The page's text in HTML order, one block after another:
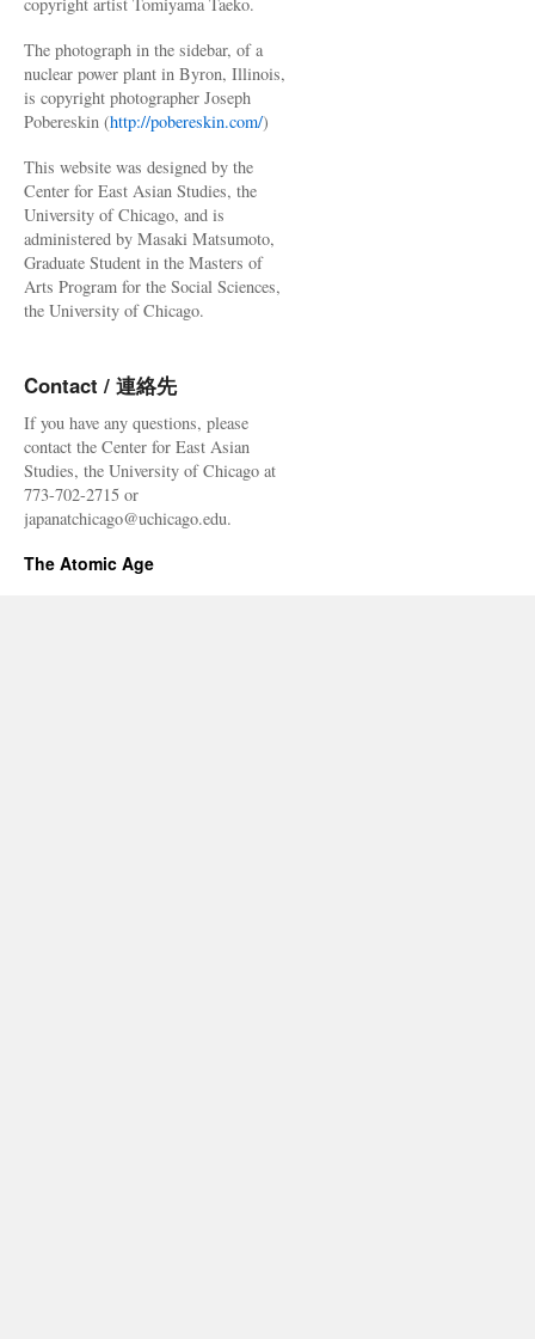
The photograph in the sidebar, of a
nuclear power plant in Byron, Illinois,
is copyright photographer Joseph
Pobereskin (http://pobereskin.com/)
This website was designed by the
Center for East Asian Studies, the
University of Chicago, and is
administered by Masaki Matsumoto,
Graduate Student in the Masters of
Arts Program for the Social Sciences,
the University of Chicago.
Contact / 連絡先
If you have any questions, please
contact the Center for East Asian
Studies, the University of Chicago at
773-702-2715 or
japanatchicago@uchicago.edu.
The Atomic Age